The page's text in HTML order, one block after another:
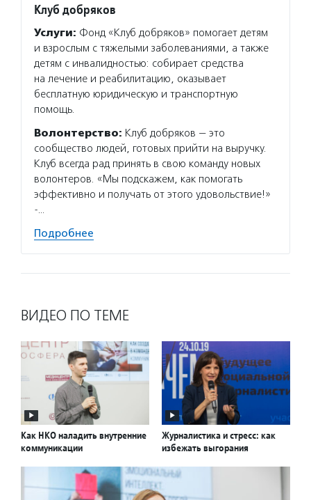
Клуб добряков
Услуги: Фонд «Клуб добряков» помогает детям
и взрослым с тяжелыми заболеваниями, а также
детям с инвалидностью: собирает средства
на лечение и реабилитацию, оказывает
бесплатную юридическую и транспортную
помощь.
Волонтерство: Клуб добряков — это
сообщество людей, готовых прийти на выручку.
Клуб всегда рад принять в свою команду новых
волонтеров. «Мы подскажем, как помогать
эффективно и получать от этого удовольствие!»
-…
Подробнее
ВИДЕО ПО ТЕМЕ
Как НКО наладить внутренние
коммуникации
Журналистика и стресс: как
избежать выгорания